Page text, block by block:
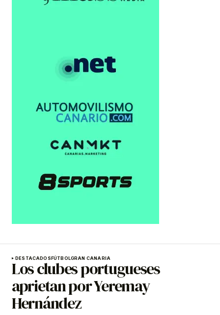
DESTACADOSFÚTBOLGRAN CANARIA
Los clubes portugueses
aprietan por Yeremay
Hernández